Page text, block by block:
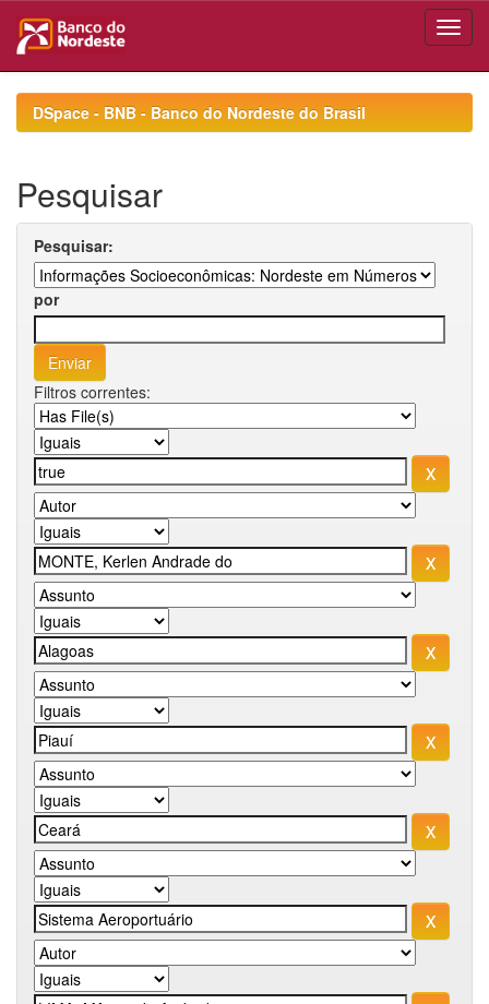
navigationDSpace - BNB - Banco do Nordeste do Brasil
Pesquisar
Pesquisar:
por
Filtros correntes: